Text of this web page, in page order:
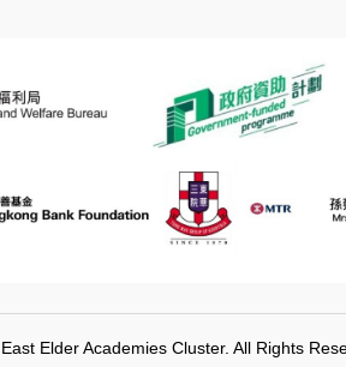
Elder Academies Cluster. All Rights